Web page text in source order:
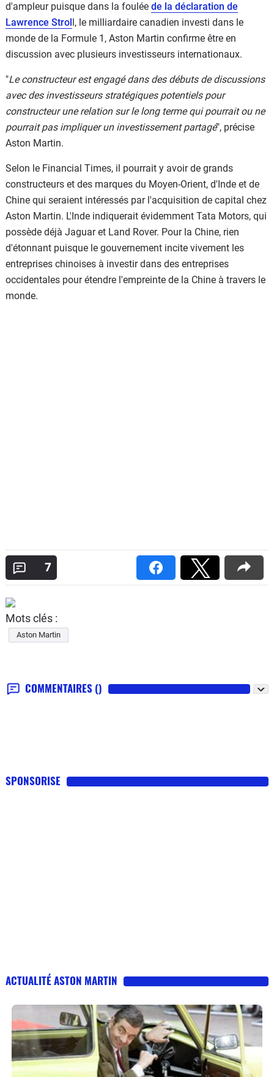
d'ampleur puisque dans la foulée de la déclaration de
Lawrence Strol l, le milliardaire canadien investi dans le
monde de la Formule 1, Aston Martin confirme être en
discussion avec plusieurs investisseurs internationaux.
"Le constructeur est engagé dans des débuts de discussions
avec des investisseurs stratégiques potentiels pour
constructeur une relation sur le long terme qui pourrait ou ne
pourrait pas impliquer un investissement partagé", précise
Aston Martin.
Selon le Financial Times, il pourrait y avoir de grands
constructeurs et des marques du Moyen-Orient, d'Inde et de
Chine qui seraient intéressés par l'acquisition de capital chez
Aston Martin. L'Inde indiquerait évidemment Tata Motors, qui
possède déjà Jaguar et Land Rover. Pour la Chine, rien
d'étonnant puisque le gouvernement incite vivement les
entreprises chinoises à investir dans des entreprises
occidentales pour étendre l'empreinte de la Chine à travers le
monde.
7
Mots clés :
Aston Martin
COMMENTAIRES ()
SPONSORISE
ACTUALITÉ ASTON MARTIN